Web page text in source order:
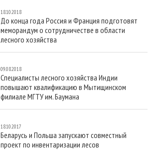
18.10.2018
До конца года Россия и Франция подготовят
меморандум о сотрудничестве в области
лесного хозяйства
09.08.2018
Специалисты лесного хозяйства Индии
повышают квалификацию в Мытищинском
филиале МГТУ им. Баумана
18.10.2017
Беларусь и Польша запускают совместный
проект по инвентаризации лесов